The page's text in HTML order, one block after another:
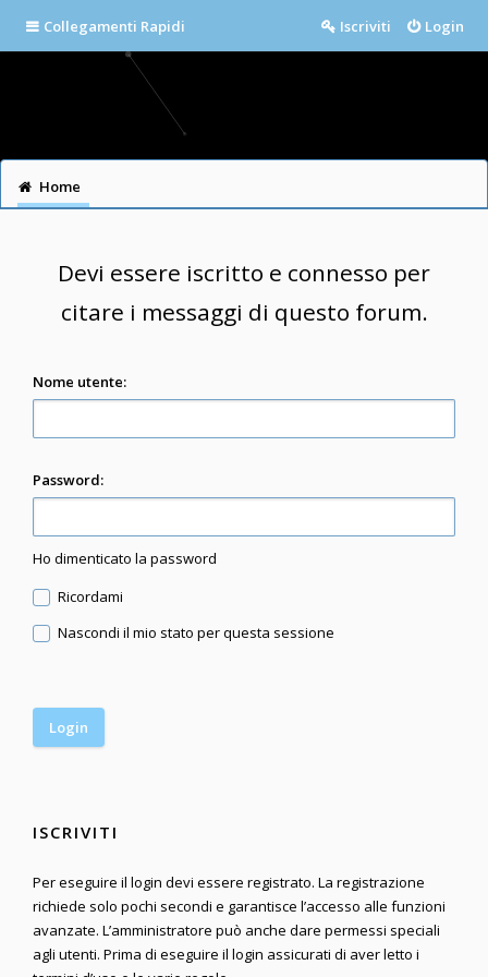
Collegamenti Rapidi Login
Iscriviti
Home
Devi essere iscritto e connesso per
citare i messaggi di questo forum.
Nome utente:
Password:
Ho dimenticato la password
Ricordami
Nascondi il mio stato per questa sessione
ISCRIVITI
Per eseguire il login devi essere registrato. La registrazione
richiede solo pochi secondi e garantisce l’accesso alle funzioni
avanzate. L’amministratore può anche dare permessi speciali
agli utenti. Prima di eseguire il login assicurati di aver letto i